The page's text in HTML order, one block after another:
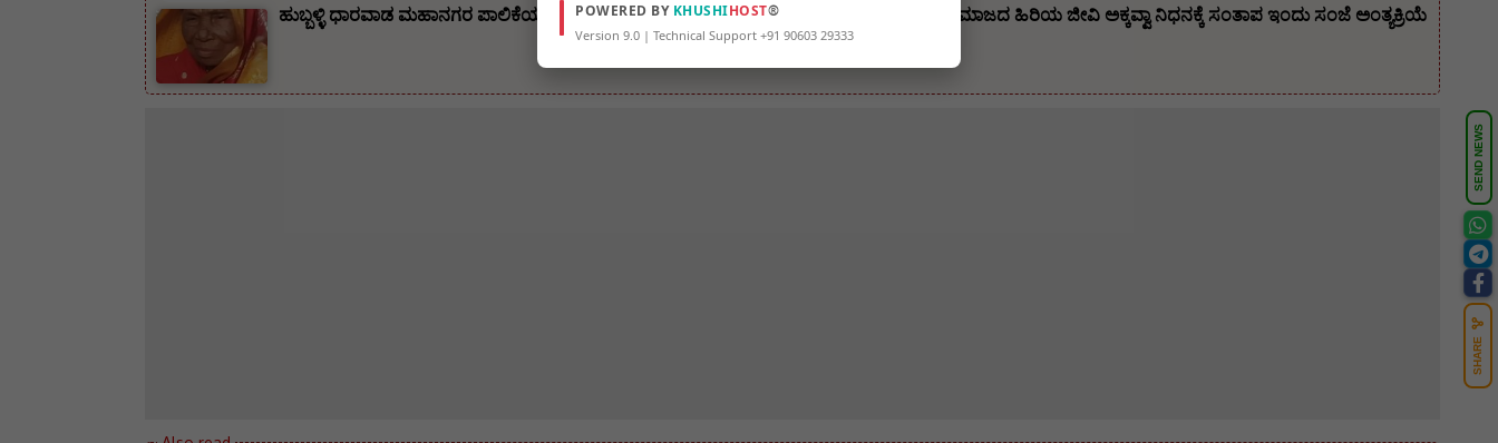
ಹುಬ್ಬಳ್ಳಿ ಧಾರವಾಡ ಮಹಾನಗರ ಪಾಲಿಕೆಯ ಮಾರುಕಟ್ಟೆ ನಿರೀಕ್ಷಕ ಮಾರುತಿ ಭೋಸಲೆ ತಾಯಿ ನಿಧನ – ಡೋರ ಸಮಾಜದ ಹಿರಿಯ ಜೀವಿ ಅಕ್ಕವ್ವಾ ನಿಧನಕ್ಕೆ ಸಂತಾಪ ಇಂದು ಸಂಜೆ ಅಂತ್ಯಕ್ರಿಯೆ
SEND NEWS
SHARE
POWERED BY KHUSHIHOST®
Version 9.0 | Technical Support +91 90603 29333